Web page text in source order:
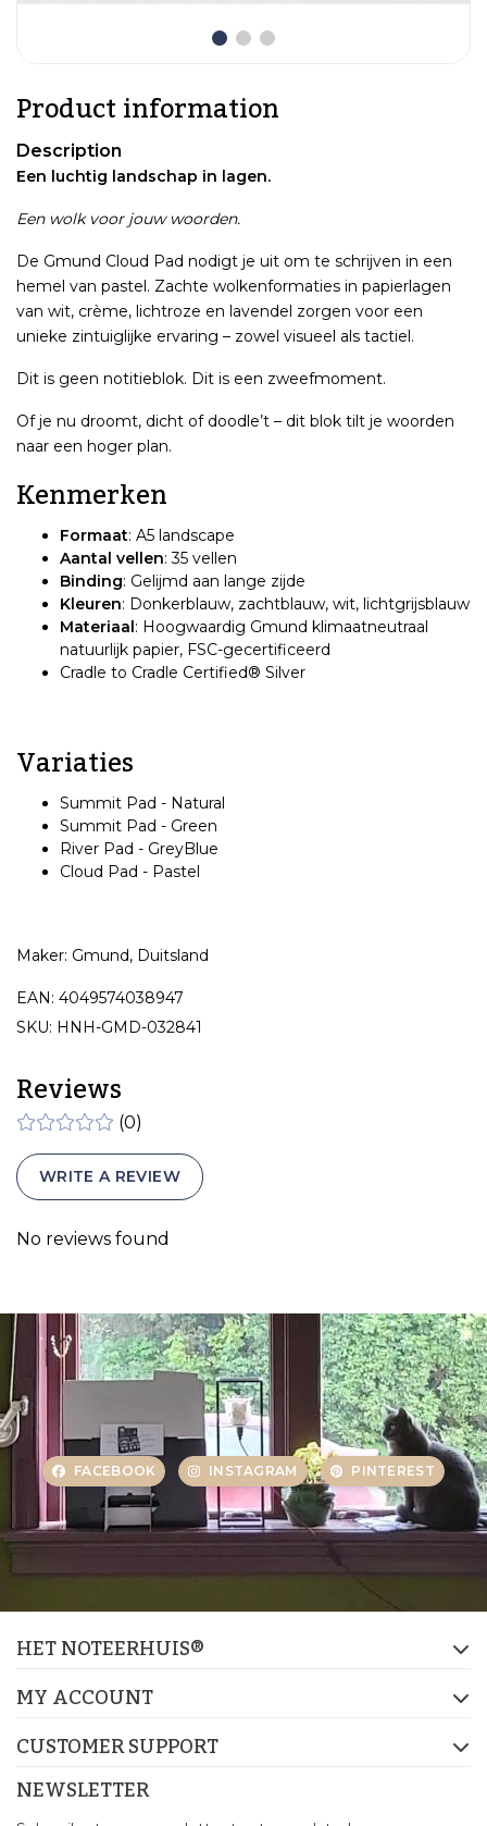
Product information
Description
Een luchtig landschap in lagen.
Een wolk voor jouw woorden.
De Gmund Cloud Pad nodigt je uit om te schrijven in een
hemel van pastel. Zachte wolkenformaties in papierlagen
van wit, crème, lichtroze en lavendel zorgen voor een
unieke zintuiglijke ervaring – zowel visueel als tactiel.
Dit is geen notitieblok. Dit is een zweefmoment.
Of je nu droomt, dicht of doodle’t – dit blok tilt je woorden
naar een hoger plan.
Kenmerken
Formaat: A5 landscape
Aantal vellen: 35 vellen
Binding: Gelijmd aan lange zijde
Kleuren: Donkerblauw, zachtblauw, wit, lichtgrijsblauw
Materiaal: Hoogwaardig Gmund klimaatneutraal
natuurlijk papier, FSC-gecertificeerd
Cradle to Cradle Certified® Silver
Variaties
Summit Pad - Natural
Summit Pad - Green
River Pad - GreyBlue
Cloud Pad - Pastel
Maker: Gmund, Duitsland
EAN: 4049574038947
SKU: HNH-GMD-032841
Reviews
(0)
WRITE A REVIEW
No reviews found
FACEBOOK INSTAGRAM PINTEREST
HET NOTEERHUIS®
MY ACCOUNT
CUSTOMER SUPPORT
NEWSLETTER